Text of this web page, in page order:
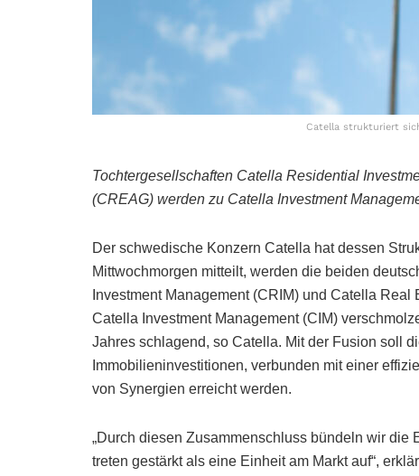
Catella strukturiert
Tochtergesellschaften Catella Residential
(CREAG) werden zu Catella Investment
Der schwedische Konzern Catella hat dessen
Mittwochmorgen mitteilt, werden die beiden
Investment Management (CRIM) und Catella
Catella Investment Management (CIM)
Jahres schlagend, so Catella. Mit der Fusion soll
Immobilieninvestitionen, verbunden mit einer
von Synergien erreicht werden.
„Durch diesen Zusammenschluss bündeln wir
treten gestärkt als eine Einheit am Markt auf“,